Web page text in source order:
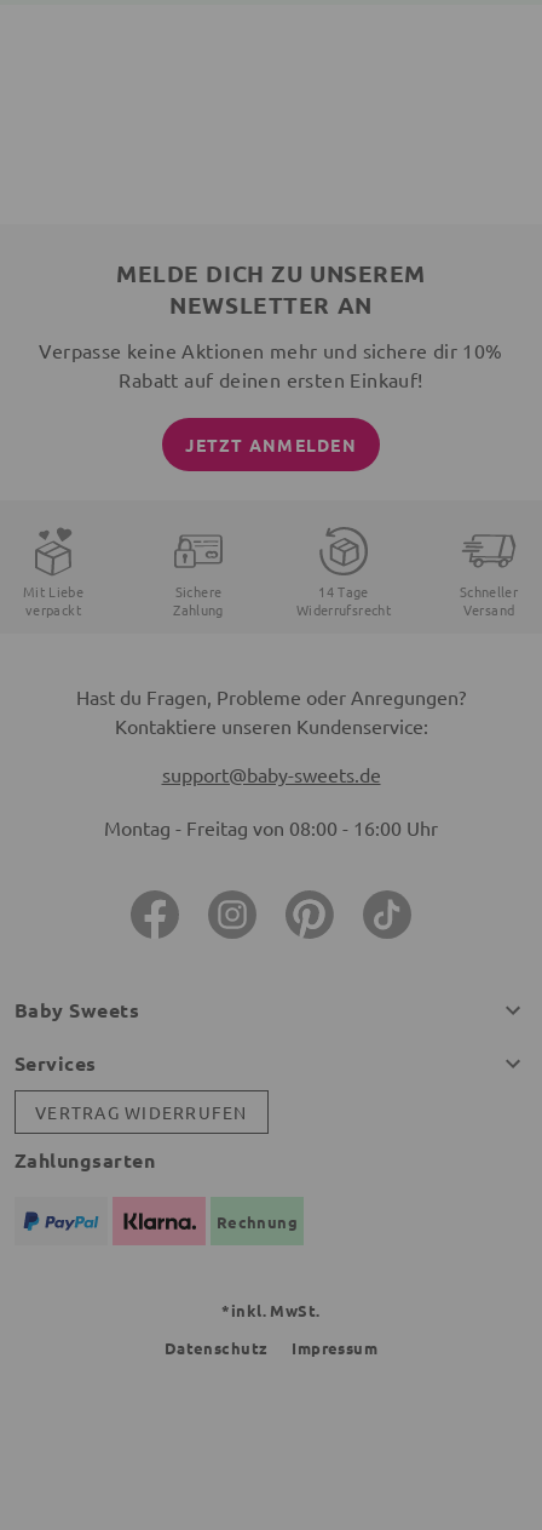
MELDE DICH ZU UNSEREM
NEWSLETTER AN
Verpasse keine Aktionen mehr und sichere dir 10%
Rabatt auf deinen ersten Einkauf!
JETZT ANMELDEN
Mit Liebe
verpackt
Sichere
Zahlung
14 Tage
Widerrufsrecht
Schneller
Versand
Hast du Fragen, Probleme oder Anregungen?
Kontaktiere unseren Kundenservice:
support@baby-sweets.de
Montag - Freitag von 08:00 - 16:00 Uhr
Baby Sweets
Services
VERTRAG WIDERRUFEN
Zahlungsarten
Rechnung
*inkl. MwSt.
Datenschutz
Impressum